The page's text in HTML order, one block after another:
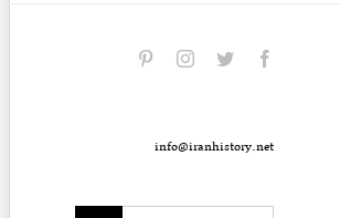
facebook
twitter
instagram
info@iranhistory.net